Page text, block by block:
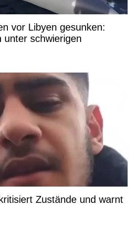
vor Libyen gesunken:
unter schwierigen
Zustände und warnt